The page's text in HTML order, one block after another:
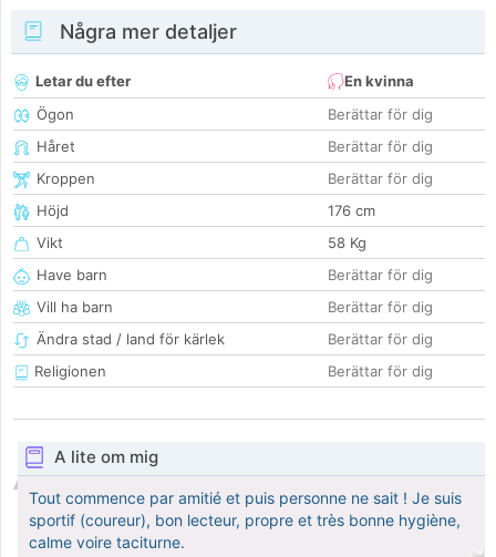
Några mer detaljer
Letar du efter
En kvinna
Ögon
Berättar för dig
Håret
Berättar för dig
Kroppen
Berättar för dig
Höjd
176 cm
Vikt
58 Kg
Have barn
Berättar för dig
Vill ha barn
Berättar för dig
Ändra stad / land för kärlek
Berättar för dig
Religionen
Berättar för dig
A lite om mig
Tout commence par amitié et puis personne ne sait ! Je suis
sportif (coureur), bon lecteur, propre et très bonne hygiène,
calme voire taciturne.